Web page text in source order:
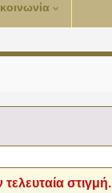
στιγμή.